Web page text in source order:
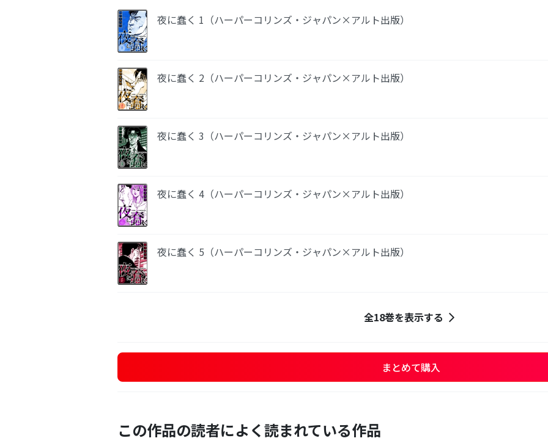
夜に蠢く 1（ハーパーコリンズ・ジャパン×アルト出版）
夜に蠢く 2（ハーパーコリンズ・ジャパン×アルト出版）
夜に蠢く 3（ハーパーコリンズ・ジャパン×アルト出版）
夜に蠢く 4（ハーパーコリンズ・ジャパン×アルト出版）
夜に蠢く 5（ハーパーコリンズ・ジャパン×アルト出版）
全18巻を表示する
まとめて購入
この作品の読者によく読まれている作品